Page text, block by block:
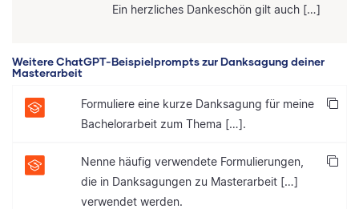
Ein herzliches Dankeschön gilt auch […]
Weitere ChatGPT-Beispielprompts zur Danksagung deiner
Masterarbeit
Formuliere eine kurze Danksagung für meine
Bachelorarbeit zum Thema […].
Nenne häufig verwendete Formulierungen,
die in Danksagungen zu Masterarbeit […]
verwendet werden.